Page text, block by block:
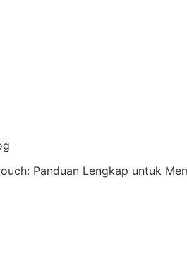
Panduan Lengkap untuk